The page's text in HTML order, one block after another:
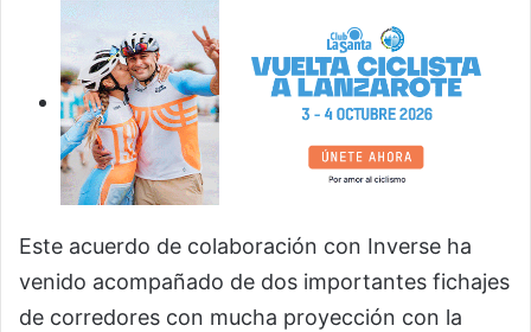
Este acuerdo de colaboración con Inverse ha
venido acompañado de dos importantes fichajes
de corredores con mucha proyección con la